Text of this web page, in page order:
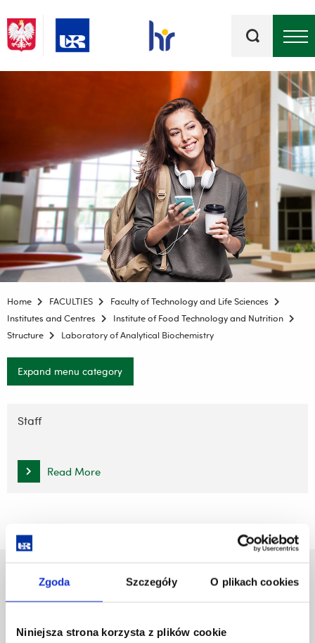
Zgoda Szczegóły O plikach cookies
Niniejsza strona korzysta z plików cookie
Home FACULTIES
Faculty of Technology and Life Sciences
Institutes and Centres
Institute of Food Technology and Nutrition
Structure
Laboratory of Analytical Biochemistry
Expand menu category
navigation
Staff
Read More
University of Rzeszów
Al. Tadeusza Rejtana 16C
Email:
info@ur.edu.pl